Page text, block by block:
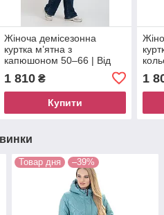
Жіноча демісезонна
куртка м’ятна з
капюшоном 50–66 | Від
1 810₴
Купити
1
Товар дня –39%